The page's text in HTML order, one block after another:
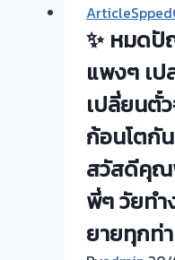
ท
ยิ
บ
💰
รับ
ไ
โรง
จำ
ร้าน
ท
✨ หมดปั
แพงๆ เป
เปลี่ยนตั๋
ก้อนโตกั
สวัสดีคุณ
พี่ๆ วัยท
ยายทุกท่